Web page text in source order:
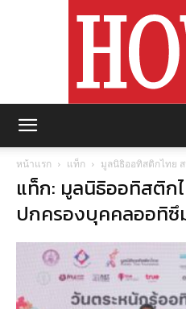
หน้าแรก แท็ก มูลนิธิออทิสติกไทย
แท็ก: มูลนิธิออทิสติก
ปกครองบุคคลออทิซึ